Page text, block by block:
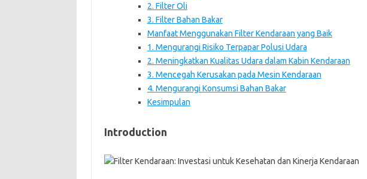
2. Filter Oli
3. Filter Bahan Bakar
Manfaat Menggunakan Filter Kendaraan yang Baik
1. Mengurangi Risiko Terpapar Polusi Udara
2. Meningkatkan Kualitas Udara dalam Kabin Kendaraan
3. Mencegah Kerusakan pada Mesin Kendaraan
4. Mengurangi Konsumsi Bahan Bakar
Kesimpulan
Introduction